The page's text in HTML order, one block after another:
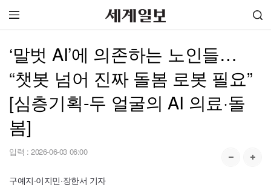
‘말벗 AI’에 의존하는 노인들…
“챗봇 넘어 진짜 돌봄 로봇 필요”
[심층기획-두 얼굴의 AI 의료·돌
봄]
입력 : 2026-06-03 06:00
구예지·이지민·장한서 기자